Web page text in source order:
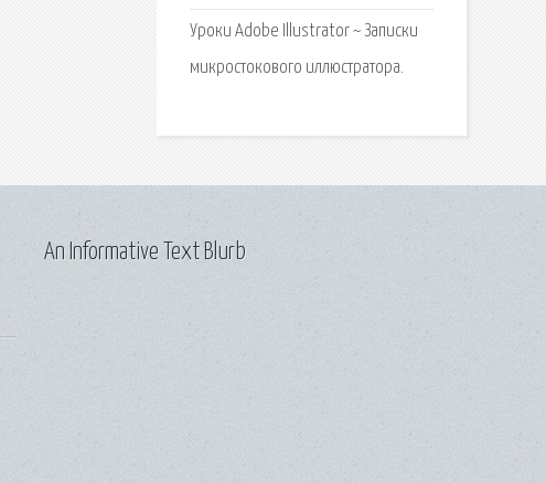
Уроки Adobe Illustrator ~ Записки
микростокового иллюстратора.
An Informative Text Blurb